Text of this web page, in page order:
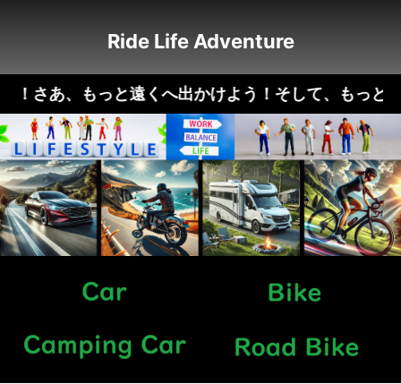
Ride Life Adventure
と遠くへ出かけよう！そして、もっと楽しく自分